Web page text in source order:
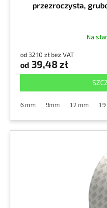
przezroczysta,
Na
od 32,10 zł bez VAT
od 39,48 zł
6 mm 9mm 12 mm